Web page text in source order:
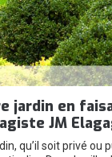
jardin en
JM
qu’il soit privé ou